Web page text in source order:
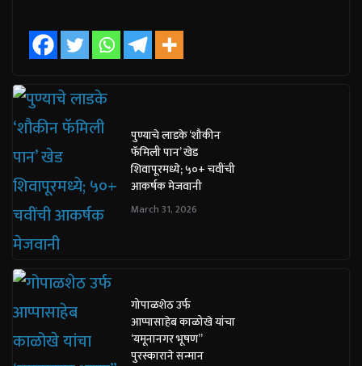
पुण्याचे लाडके ‘शौकीन
फॅमिली पान’ खेड
शिवापूरमध्ये; ५०+ चवींची
आकर्षक मेजवानी
March 31, 2026
गोपाळशेठ उर्फ
आप्पासाहेब काळोखे यांचा
‘यमूनानगर भूषण”
पुरस्काराने सन्मान